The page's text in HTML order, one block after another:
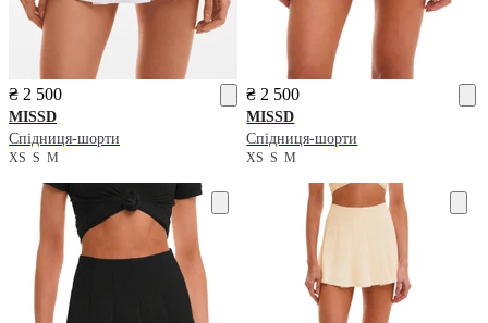
₴ 2 500
MISSD
Спідниця-шорти
XS S M
₴ 2 500
MISSD
Спідниця-шорти
XSSM